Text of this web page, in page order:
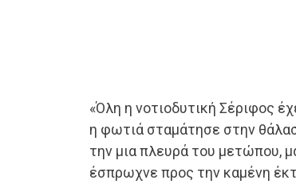
«Όλη η νοτιοδυτική Σέριφος
η φωτιά σταμάτησε στην
την μια πλευρά του μετώπου,
έσπρωχνε προς την καμένη